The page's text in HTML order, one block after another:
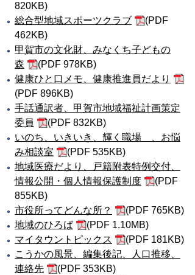
820KB)
総合型地域スポーツクラブ
(PDF
462KB)
甲賀市の文化財、みなくち子どもの
森
(PDF 978KB)
健康ひと口メモ、健康推進員だより
(PDF 896KB)
手話通訳者、甲賀市地域福祉計画策定
委員
(PDF 832KB)
いのち、いきいき、輝く職場 、お悩
み相談室
(PDF 535KB)
地域医療だより、戸籍附表特例交付、
情報公開・個人情報保護制度
(PDF
855KB)
市役所ってどんな所？
(PDF 765KB)
地域のひろば
(PDF 1.10MB)
マイタウントピックス
(PDF 181KB)
こうかの風景、編集後記、人口推移、
連絡先
(PDF 353KB)